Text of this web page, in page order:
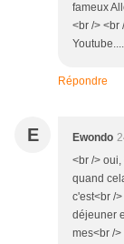
fameux
<br /> <br
Répondre
E Ewondo
<br />
quand
c'est<br /
déjeuner
mes<br /